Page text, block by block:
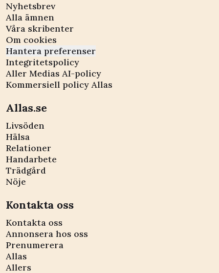
Nyhetsbrev
Alla ämnen
Våra skribenter
Om cookies
Hantera preferenser
Integritetspolicy
Aller Medias AI-policy
Kommersiell policy Allas
Allas.se
Livsöden
Hälsa
Relationer
Handarbete
Trädgård
Nöje
Kontakta oss
Kontakta oss
Annonsera hos oss
Prenumerera
Allas
Allers